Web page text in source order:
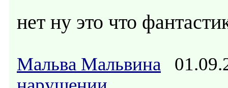
нет ну это что
Мальва Мальвина